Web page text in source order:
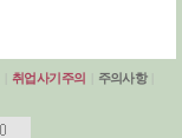
취업사기주의 주의사항